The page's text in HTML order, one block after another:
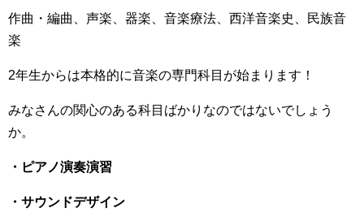
作曲・編曲、声楽、器楽、音楽療法、西洋音楽史、民族音
楽
2年生からは本格的に音楽の専門科目が始まります！
みなさんの関心のある科目ばかりなのではないでしょう
か。
・ピアノ演奏演習
・サウンドデザイン